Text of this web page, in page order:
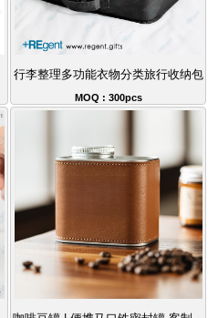
行李整理多功能衣物分类旅行收纳包
MOQ : 300pcs